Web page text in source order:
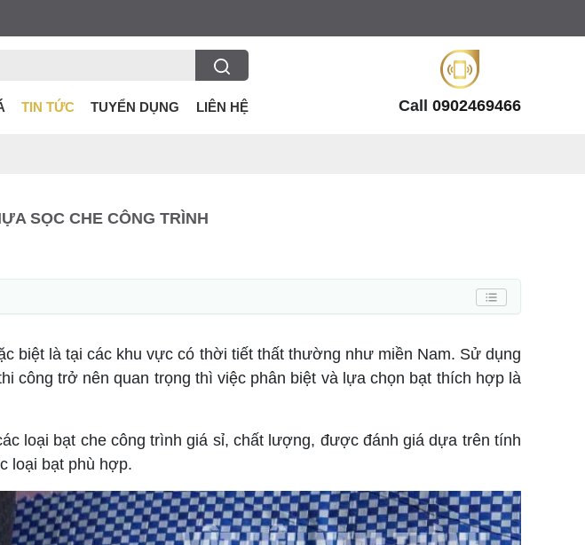
TIN TỨC TUYỂN DỤNG LIÊN HỆ Call 0902469466
SỌC CHE CÔNG TRÌNH
biệt là tại các khu vực có thời tiết thất thường như miền Nam. Sử dụng
công trở nên quan trọng thì việc phân biệt và lựa chọn bạt thích hợp là
loại bạt che công trình giá sỉ, chất lượng, được đánh giá dựa trên tính
loại bạt phù hợp.